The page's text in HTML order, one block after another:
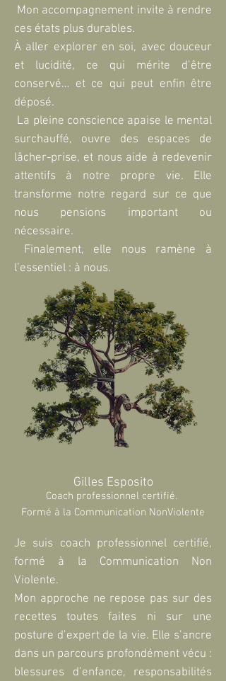
Mon accompagnement invite à rendre
ces états plus durables.
À aller explorer en soi, avec douceur
et lucidité, ce qui mérite d’être
conservé… et ce qui peut enfin être
déposé.
La pleine conscience apaise le mental
surchauffé, ouvre des espaces de
lâcher-prise, et nous aide à redevenir
attentifs à notre propre vie. Elle
transforme notre regard sur ce que
nous pensions important ou
nécessaire.
Finalement, elle nous ramène à
l’essentiel : à nous.
Gilles Esposito
Coach professionnel certifié.
Formé à la Communication NonViolente
Je suis coach professionnel certifié,
formé à la Communication Non
Violente.
Mon approche ne repose pas sur des
recettes toutes faites ni sur une
posture d’expert de la vie. Elle s’ancre
dans un parcours profondément vécu :
blessures d’enfance, responsabilités